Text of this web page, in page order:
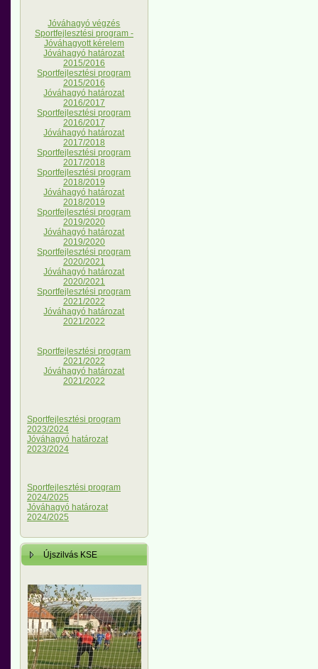
Jóváhagyó végzés
Sportfejlesztési program -
Jóváhagyott kérelem
Jóváhagyó határozat
2015/2016
Sportfejlesztési program
2015/2016
Jóváhagyó határozat
2016/2017
Sportfejlesztési program
2016/2017
Jóváhagyó határozat
2017/2018
Sportfejlesztési program
2017/2018
Sportfejlesztési program
2018/2019
Jóváhagyó határozat
2018/2019
Sportfejlesztési program
2019/2020
Jóváhagyó határozat
2019/2020
Sportfejlesztési program
2020/2021
Jóváhagyó határozat
2020/2021
Sportfejlesztési program
2021/2022
Jóváhagyó határozat
2021/2022
Sportfejlesztési program
2021/2022
Jóváhagyó határozat
2021/2022
Sportfejlesztési program
2023/2024
Jóváhagyó határozat
2023/2024
Sportfejlesztési program
2024/2025
Jóváhagyó határozat
2024/2025
Újszilvás KSE